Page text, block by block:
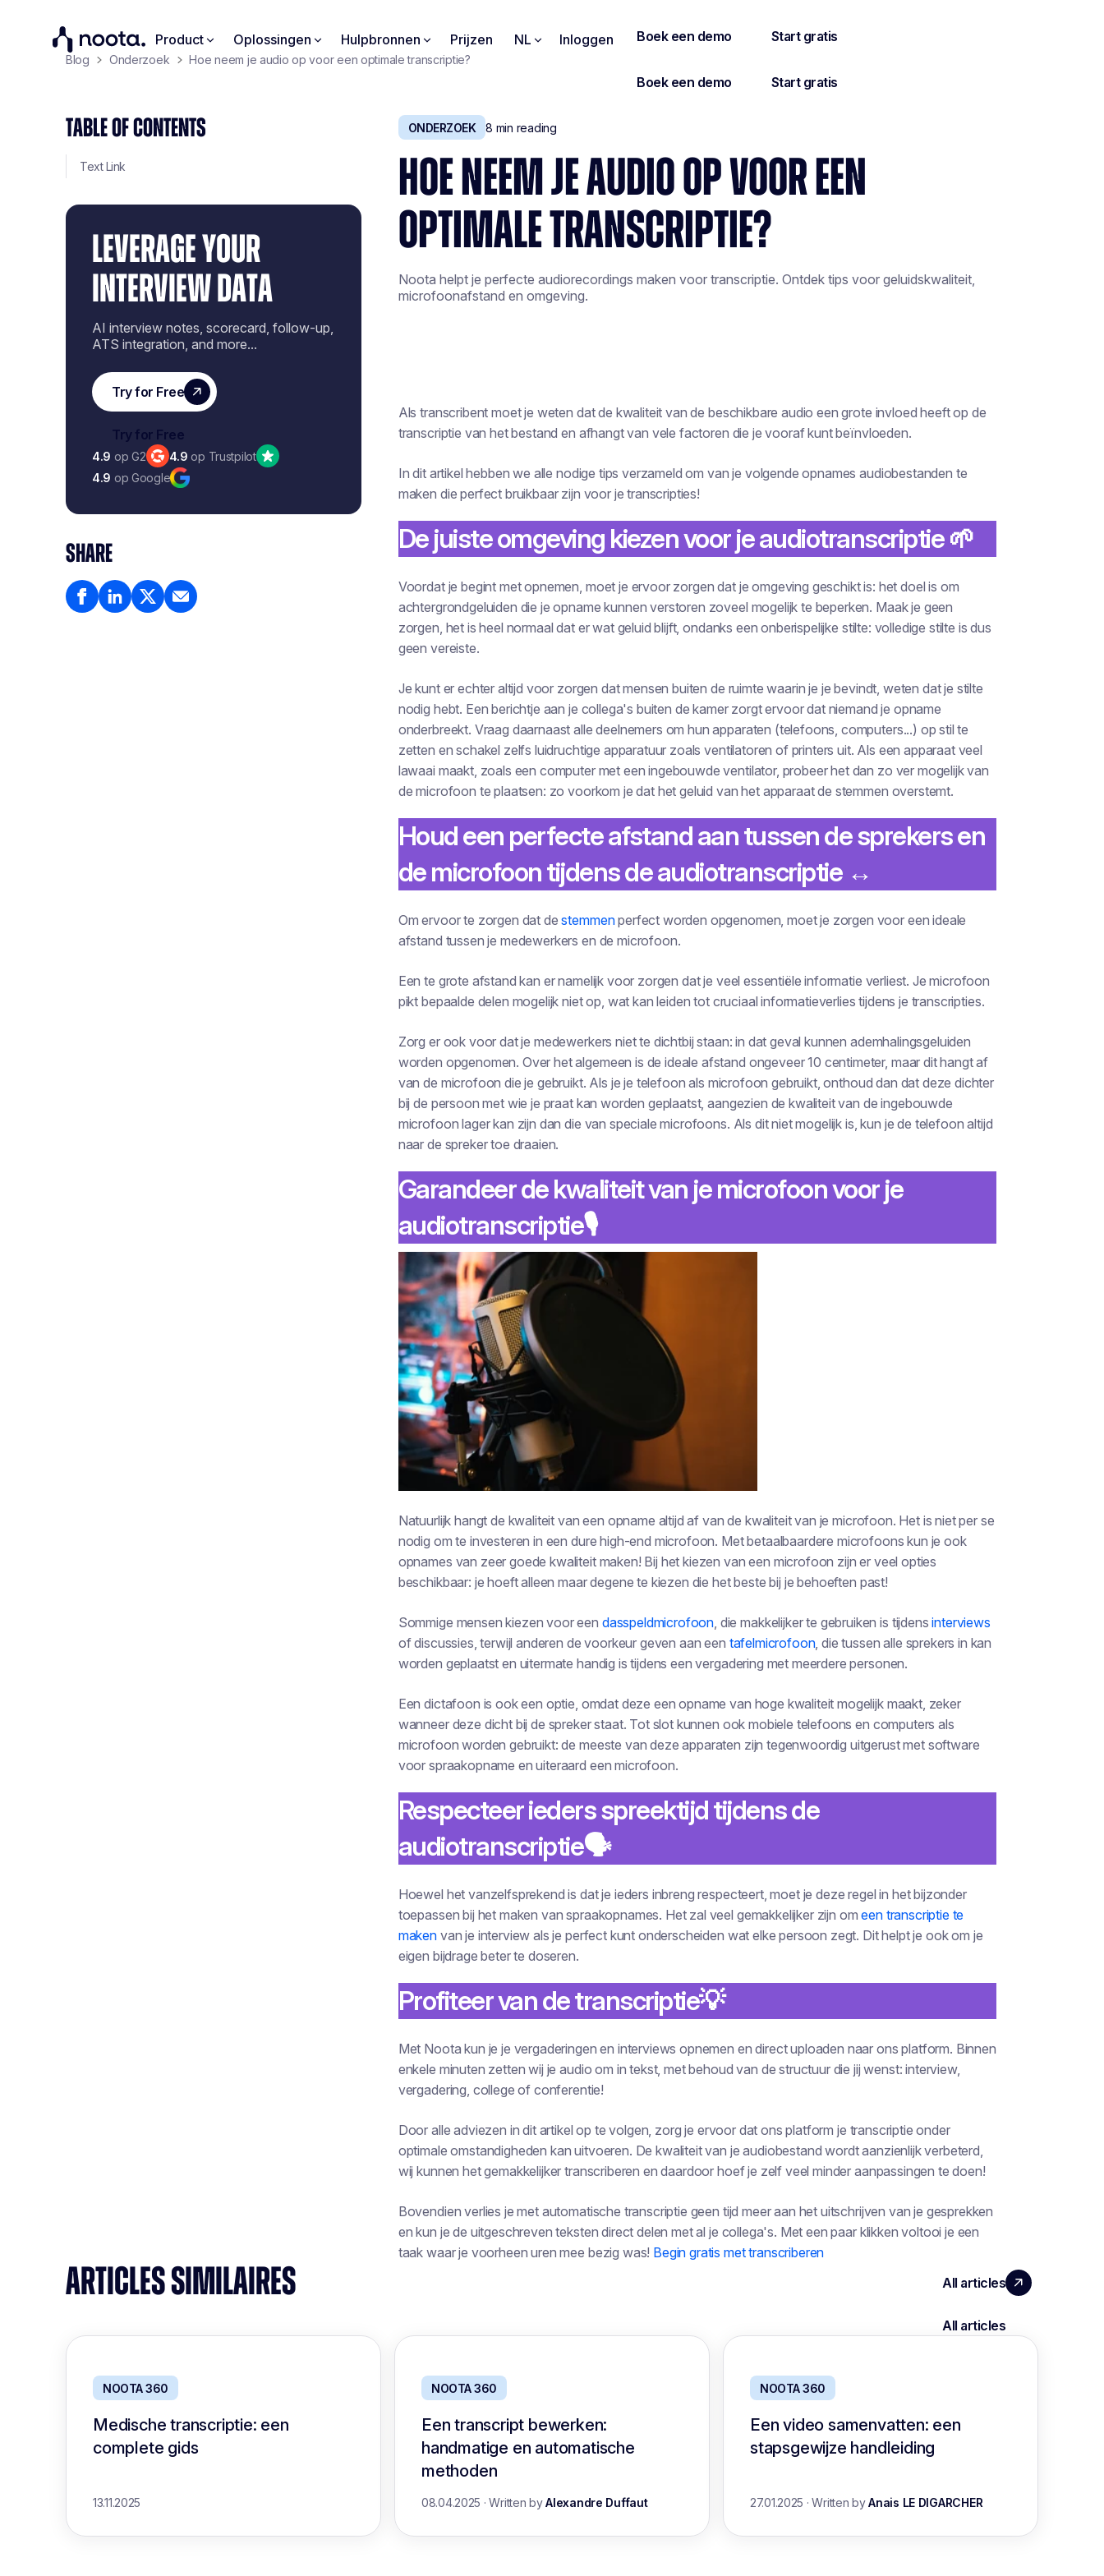
Product Oplossingen Hulpbronnen Prijzen NL Inloggen
Blog Onderzoek Hoe neem je audio op voor een optimale transcriptie?
TABLE OF CONTENTS
Text Link
LEVERAGE YOUR
INTERVIEW DATA
AI interview notes, scorecard, follow-up,
ATS integration, and more...
4.9 op G2 4.9 op Trustpilot
4.9 op Google
SHARE
ONDERZOEK 8 min reading
HOE NEEM JE AUDIO OP VOOR EEN
OPTIMALE TRANSCRIPTIE?
Noota helpt je perfecte audiorecordings maken voor transcriptie. Ontdek tips voor geluidskwaliteit,
microfoonafstand en omgeving.
Als transcribent moet je weten dat de kwaliteit van de beschikbare audio een grote invloed heeft op de
transcriptie van het bestand en afhangt van vele factoren die je vooraf kunt beïnvloeden.
In dit artikel hebben we alle nodige tips verzameld om van je volgende opnames audiobestanden te
maken die perfect bruikbaar zijn voor je transcripties!
De juiste omgeving kiezen voor je audiotranscriptie 🌱
Voordat je begint met opnemen, moet je ervoor zorgen dat je omgeving geschikt is: het doel is om
achtergrondgeluiden die je opname kunnen verstoren zoveel mogelijk te beperken. Maak je geen
zorgen, het is heel normaal dat er wat geluid blijft, ondanks een onberispelijke stilte: volledige stilte is dus
geen vereiste.
Je kunt er echter altijd voor zorgen dat mensen buiten de ruimte waarin je je bevindt, weten dat je stilte
nodig hebt. Een berichtje aan je collega's buiten de kamer zorgt ervoor dat niemand je opname
onderbreekt. Vraag daarnaast alle deelnemers om hun apparaten (telefoons, computers...) op stil te
zetten en schakel zelfs luidruchtige apparatuur zoals ventilatoren of printers uit. Als een apparaat veel
lawaai maakt, zoals een computer met een ingebouwde ventilator, probeer het dan zo ver mogelijk van
de microfoon te plaatsen: zo voorkom je dat het geluid van het apparaat de stemmen overstemt.
Houd een perfecte afstand aan tussen de sprekers en
de microfoon tijdens de audiotranscriptie ↔️
Om ervoor te zorgen dat destemmenperfect worden opgenomen, moet je zorgen voor een ideale
afstand tussen je medewerkers en de microfoon.
Een te grote afstand kan er namelijk voor zorgen dat je veel essentiële informatie verliest. Je microfoon
pikt bepaalde delen mogelijk niet op, wat kan leiden tot cruciaal informatieverlies tijdens je transcripties.
Zorg er ook voor dat je medewerkers niet te dichtbij staan: in dat geval kunnen ademhalingsgeluiden
worden opgenomen. Over het algemeen is de ideale afstand ongeveer 10 centimeter, maar dit hangt af
van de microfoon die je gebruikt. Als je je telefoon als microfoon gebruikt, onthoud dan dat deze dichter
bij de persoon met wie je praat kan worden geplaatst, aangezien de kwaliteit van de ingebouwde
microfoon lager kan zijn dan die van speciale microfoons. Als dit niet mogelijk is, kun je de telefoon altijd
naar de spreker toe draaien.
Garandeer de kwaliteit van je microfoon voor je
audiotranscriptie🎙
Natuurlijk hangt de kwaliteit van een opname altijd af van de kwaliteit van je microfoon. Het is niet per se
nodig om te investeren in een dure high-end microfoon. Met betaalbaardere microfoons kun je ook
opnames van zeer goede kwaliteit maken! Bij het kiezen van een microfoon zijn er veel opties
beschikbaar: je hoeft alleen maar degene te kiezen die het beste bij je behoeften past!
Sommige mensen kiezen voor een dasspeldmicrofoon, die makkelijker te gebruiken is tijdensinterviews
of discussies, terwijl anderen de voorkeur geven aan een tafelmicrofoon, die tussen alle sprekers in kan
worden geplaatst en uitermate handig is tijdens een vergadering met meerdere personen.
Een dictafoon is ook een optie, omdat deze een opname van hoge kwaliteit mogelijk maakt, zeker
wanneer deze dicht bij de spreker staat. Tot slot kunnen ook mobiele telefoons en computers als
microfoon worden gebruikt: de meeste van deze apparaten zijn tegenwoordig uitgerust met software
voor spraakopname en uiteraard een microfoon.
Respecteer ieders spreektijd tijdens de
audiotranscriptie🗣
Hoewel het vanzelfsprekend is dat je ieders inbreng respecteert, moet je deze regel in het bijzonder
toepassen bij het maken van spraakopnames. Het zal veel gemakkelijker zijn omeen transcriptie te
maken van je interview als je perfect kunt onderscheiden wat elke persoon zegt. Dit helpt je ook om je
eigen bijdrage beter te doseren.
Profiteer van de transcriptie💡
Met Noota kun je je vergaderingen en interviews opnemen en direct uploaden naar ons platform. Binnen
enkele minuten zetten wij je audio om in tekst, met behoud van de structuur die jij wenst: interview,
vergadering, college of conferentie!
Door alle adviezen in dit artikel op te volgen, zorg je ervoor dat ons platform je transcriptie onder
optimale omstandigheden kan uitvoeren. De kwaliteit van je audiobestand wordt aanzienlijk verbeterd,
wij kunnen het gemakkelijker transcriberen en daardoor hoef je zelf veel minder aanpassingen te doen!
Bovendien verlies je met automatische transcriptie geen tijd meer aan het uitschrijven van je gesprekken
en kun je de uitgeschreven teksten direct delen met al je collega's. Met een paar klikken voltooi je een
taak waar je voorheen uren mee bezig was! Begin gratis met transcriberen
ARTICLES SIMILAIRES
NOOTA 360
Medische transcriptie: een
complete gids
13.11.2025
NOOTA 360
Een transcript bewerken:
handmatige en automatische
methoden
08.04.2025 ·Written byAlexandre Duffaut
NOOTA 360
Een video samenvatten: een
stapsgewijze handleiding
27.01.2025 ·Written byAnais LE DIGARCHER